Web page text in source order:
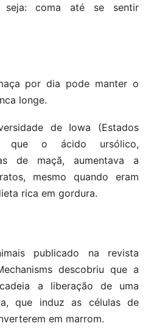
seja: coma até se sentir
por dia pode manter o
longe.
de Iowa (Estados
que o ácido ursólico,
de maçã, aumentava a
mesmo quando eram
rica em gordura.
publicado na revista
descobriu que a
a liberação de uma
que induz as células de
em marrom.